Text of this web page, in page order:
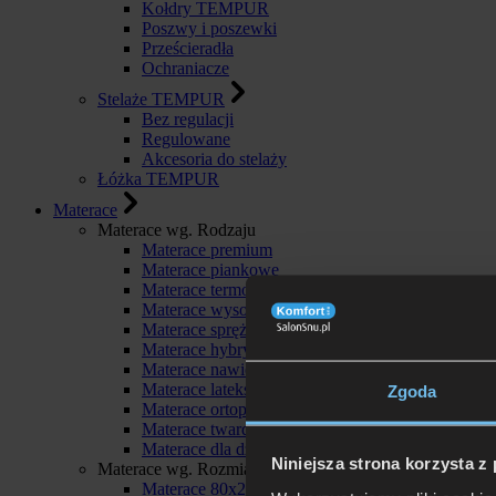
Zgoda
Niniejsza strona korzysta z
Kołdry TEMPUR
Poszwy i poszewki
Prześcieradła
Ochraniacze
Stelaże TEMPUR
Bez regulacji
Regulowane
Akcesoria do stelaży
Łóżka TEMPUR
Materace
Materace wg. Rodzaju
Materace premium
Materace piankowe
Materace termoelastyczne
Materace wysokoelastyczne
Materace sprężynowe
Materace hybrydowe
Materace nawierzchniowe
Materace lateksowe
Materace ortopedyczne
Materace twarde
Materace dla dzieci
Materace wg. Rozmiaru
Materace 80x200